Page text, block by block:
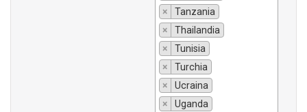
×
Tanzania
×
Thailandia
×
Tunisia
×
Turchia
×
Ucraina
×
Uganda